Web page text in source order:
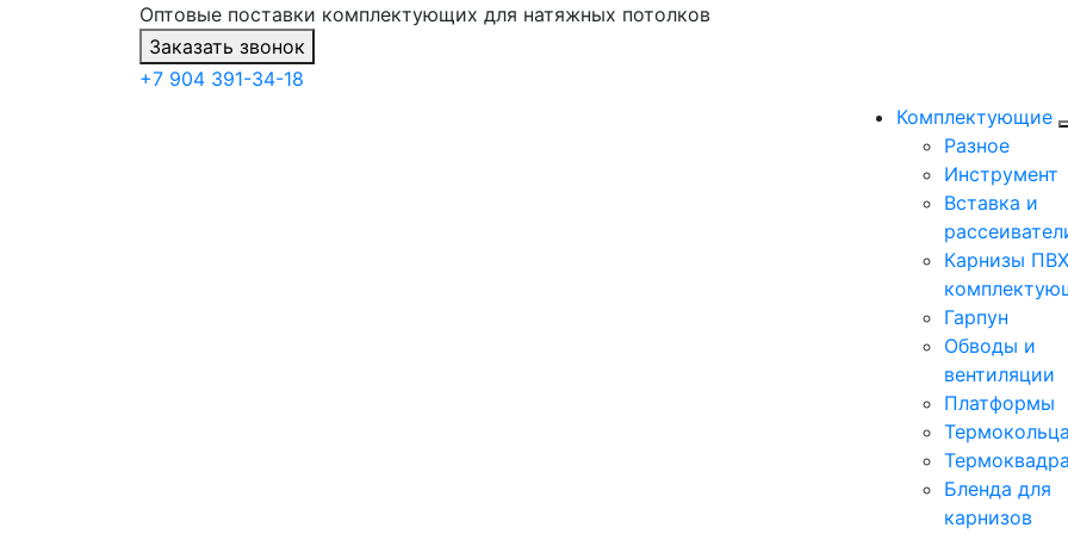
Оптовые поставки комплектующих для натяжных потолков
Заказать звонок
+7 904 391-34-18
Комплектующие
Разное
Инструмент
Вставка и
Карнизы
Гарпун
Обводы и
вентиляции
Платформы
Термокольца
Бленда для
карнизов